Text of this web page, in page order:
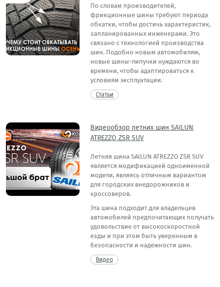
По словам производителей,
фрикционные шины требуют периода
обкатки, чтобы достичь характеристик,
запланированных инженерами. Это
связано с технологией производства
шин. Подобно новым автомобилям,
новые шины-липучки нуждаются во
времени, чтобы адаптироваться к
условиям эксплуатации.
Статьи
Видеообзор летних шин SAILUN
ATREZZO ZSR SUV
Летняя шина SAILUN ATREZZO ZSR SUV
является модификацией одноименной
модели, являясь отличным вариантом
для городских внедорожников и
кроссоверов.
Эта шина подходит для владельцев
автомобилей предпочитающих получать
удовольствие от высокоскоростной
езды и при этом быть уверенным в
безопасности и надёжности шин.
Видео